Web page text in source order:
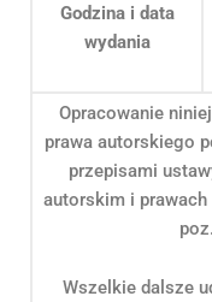
Godzina i data
wydania
Opracowanie
prawa autorskiego
przepisami
autorskim i
Wszelkie dalsze